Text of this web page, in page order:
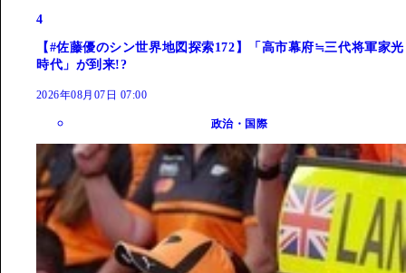
4
【#佐藤優のシン世界地図探索172】「高市幕府≒三代将軍家光
時代」が到来!?
2026年08月07日 07:00
政治・国際